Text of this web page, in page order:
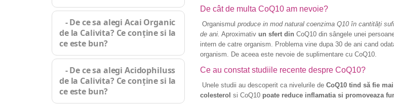
- De ce sa alegi Acai Organic
de la Calivita? Ce conține si la
ce este bun?
- De ce sa alegi Acidophiluss
de la Calivita? Ce conține si la
ce este bun?
De cât de multa CoQ10 am nevoie?
Organismul produce in mod natural coenzima Q10 în cantități
de ani. Aproximativ un sfert din CoQ10 din sângele unei
intern de catre organism. Problema vine dupa 30 de ani cand
organism. De aceea este nevoie de suplimentare cu CoQ10.
Ce au constat studiile recente despre CoQ10?
Unele studii au descoperit ca nivelurile de CoQ10 tind să fie
colesterol si CoQ10 poate reduce inflamatia si promoveaza